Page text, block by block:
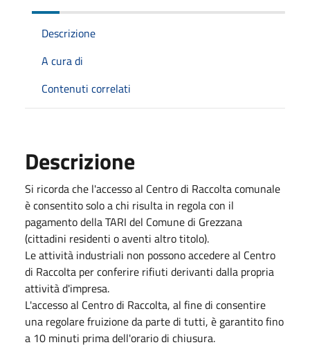
Descrizione
A cura di
Contenuti correlati
Descrizione
Si ricorda che l'accesso al Centro di Raccolta comunale
è consentito solo a chi risulta in regola con il
pagamento della TARI del Comune di Grezzana
(cittadini residenti o aventi altro titolo).
Le attività industriali non possono accedere al Centro
di Raccolta per conferire rifiuti derivanti dalla propria
attività d'impresa.
L'accesso al Centro di Raccolta, al fine di consentire
una regolare fruizione da parte di tutti, è garantito fino
a 10 minuti prima dell'orario di chiusura.